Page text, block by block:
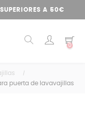
A 50€
0
puerta de lavavajillas